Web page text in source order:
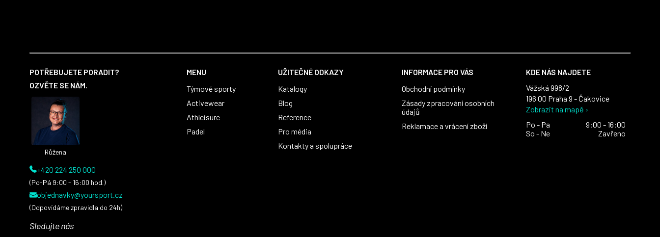
POTŘEBUJETE PORADIT?
OZVĚTE SE NÁM.
Růžena
+420 224 250 000
(Po-Pá 9:00 - 16:00 hod.)
objednavky@yoursport.cz
(Odpovídáme zpravidla do 24h)
Sledujte nás
MENU
Týmové sporty
Activewear
Athleisure
Padel
UŽITEČNÉ ODKAZY
Katalogy
Blog
Reference
Pro média
Kontakty a spolupráce
INFORMACE PRO VÁS
Obchodní podmínky
Zásady zpracování osobních
údajů
Reklamace a vrácení zboží
KDE NÁS NAJDETE
Vážská 998/2
196 00 Praha 9 - Čakovice
Zobrazit na mapě ›
Po - Pa
9:00 - 16:00
So - Ne
Zavřeno